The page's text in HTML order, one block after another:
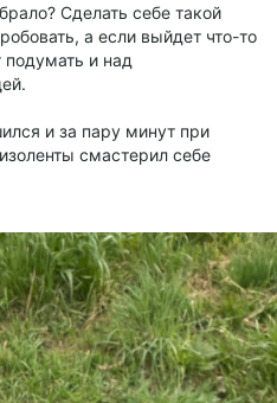
Сделать себе такой
а если выйдет что-то
и над
и за пару минут при
смастерил себе